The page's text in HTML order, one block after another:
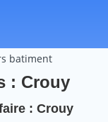
batiment
: Crouy
: Crouy